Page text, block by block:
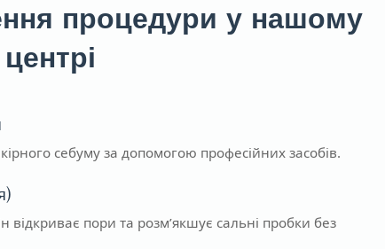
процедури у нашому
центрі
себуму за допомогою професійних засобів.
відкриває пори та розм’якшує сальні пробки без